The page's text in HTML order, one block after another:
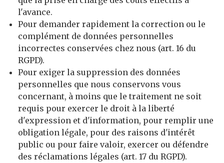
l'avance.
Pour demander rapidement la correction ou le
complément de données personnelles
incorrectes conservées chez nous (art. 16 du
RGPD).
Pour exiger la suppression des données
personnelles que nous conservons vous
concernant, à moins que le traitement ne soit
requis pour exercer le droit à la liberté
d'expression et d'information, pour remplir une
obligation légale, pour des raisons d'intérêt
public ou pour faire valoir, exercer ou défendre
des réclamations légales (art. 17 du RGPD).